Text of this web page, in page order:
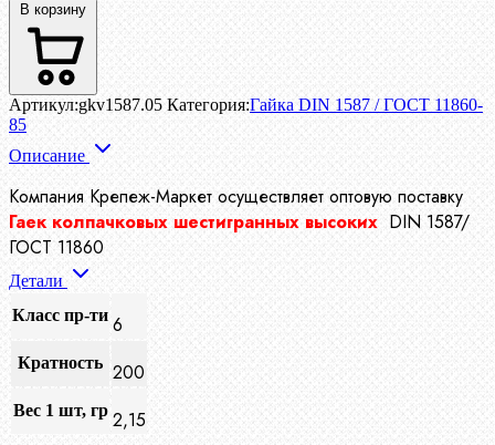
В корзину
Артикул:gkv1587.05 Категория:Гайка DIN 1587 / ГОСТ 11860-
85
Описание
Компания Крепеж-Маркет осуществляет оптовую поставку
Гаек колпачковых шестигранных высоких DIN 1587/
ГОСТ 11860
Детали
Класс пр-ти 6
Кратность 200
Вес 1 шт, гр 2,15